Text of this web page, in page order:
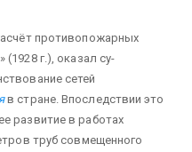
противопожарных
г.), оказал су­
сетей
в стране. Впо­следствии это
развитие в работах
труб совмещенного